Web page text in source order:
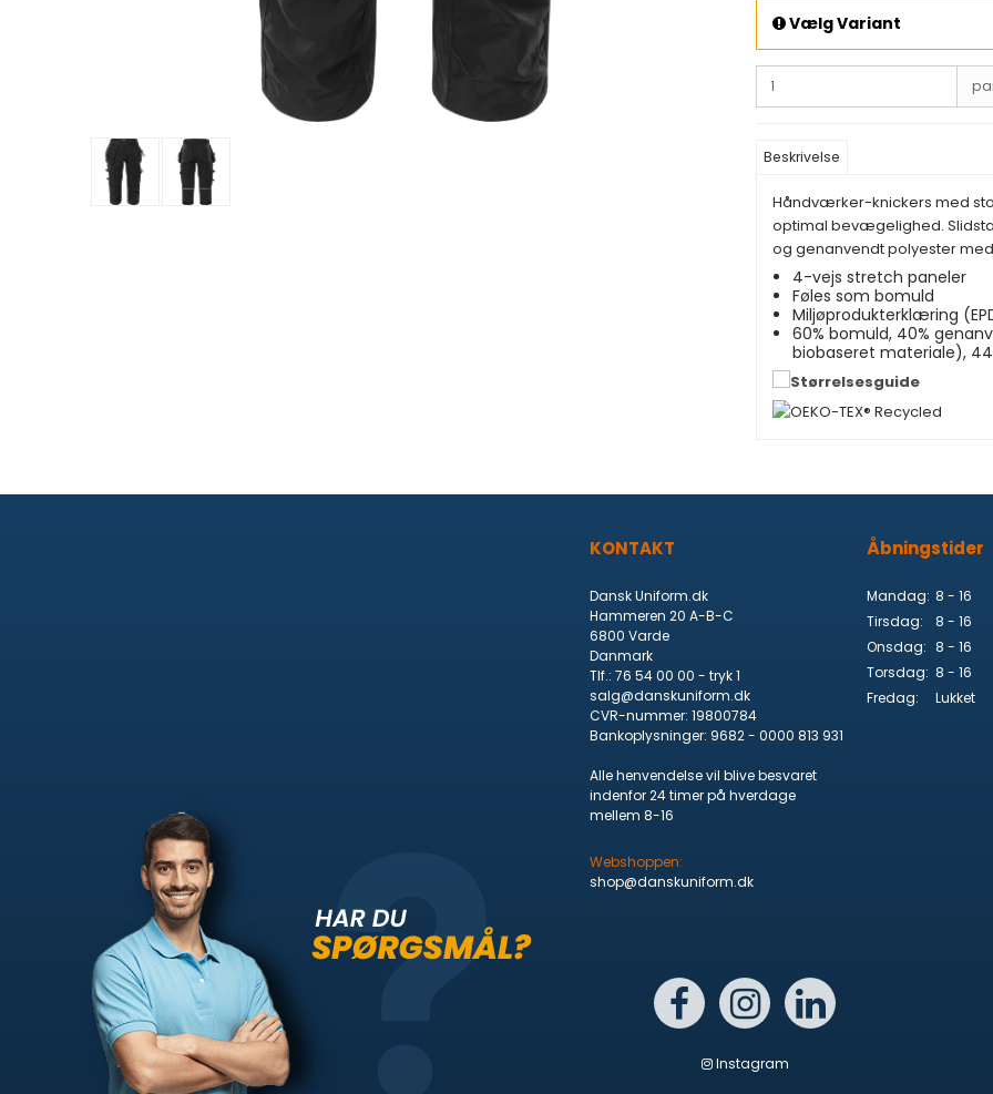
Vælg Variant
Beskrivelse
Håndværker-knickers med
optimal bevægelighed.
og genanvendt polyester
4-vejs stretch paneler
Føles som bomuld
Miljøprodukterklæring
60% bomuld, 40%
biobaseret materiale), 44
KONTAKT
Dansk Uniform.dk
Hammeren 20 A-B-C
6800 Varde
Danmark
Tlf.: 76 54 00 00 - tryk 1
salg@danskuniform.dk
CVR-nummer: 19800784
Bankoplysninger: 9682 - 0000 813 931
Alle henvendelse vil blive besvaret
indenfor 24 timer på hverdage
mellem 8-16
Webshoppen:
shop@danskuniform.dk
Åbningstider
Mandag: 8 - 16
Tirsdag:
8 - 16
Onsdag: 8 - 16
Torsdag: 8 - 16
Fredag:
Lukket
Instagram